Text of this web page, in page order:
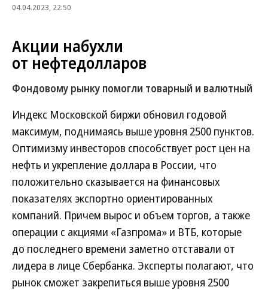
04.04.2023, 22:50
Акции набухли
от нефтедолларов
Фондовому рынку помогли товарный и валютный
Индекс Московской биржи обновил годовой
максимум, поднимаясь выше уровня 2500 пунктов.
Оптимизму инвесторов способствует рост цен на
нефть и укрепление доллара в России, что
положительно сказывается на финансовых
показателях экспортно ориентированных
компаний. Причем вырос и объем торгов, а также
операции с акциями «Газпрома» и ВТБ, которые
до последнего времени заметно отставали от
лидера в лице Сбербанка. Эксперты полагают, что
рынок сможет закрепиться выше уровня 2500